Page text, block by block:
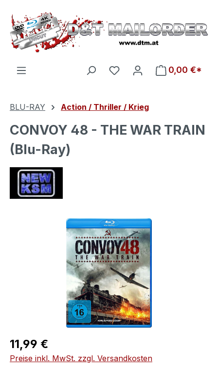
Zum Hauptinhalt springen
Du hast 0 Produkte auf
0,00 €*
BLU-RAY Action / Thriller / Krieg
CONVOY 48 - THE WAR TRAIN
(Blu-Ray)
Bildergalerie überspringen
Regulärer Preis:
11,99 €
Preise inkl. MwSt. zzgl. Versandkosten